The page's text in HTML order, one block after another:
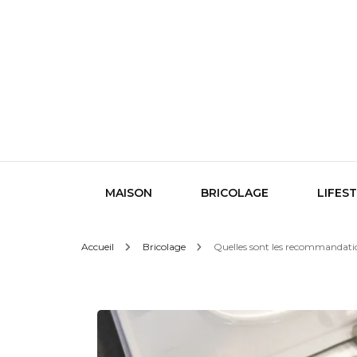
MAISON BRICOLAGE
Accueil Bricolage Quelles sont les